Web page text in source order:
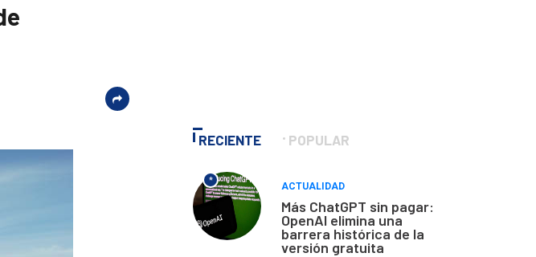
RECIENTE POPULAR
*
ACTUALIDAD
Más ChatGPT sin pagar:
OpenAI elimina una
barrera histórica de la
versión gratuita